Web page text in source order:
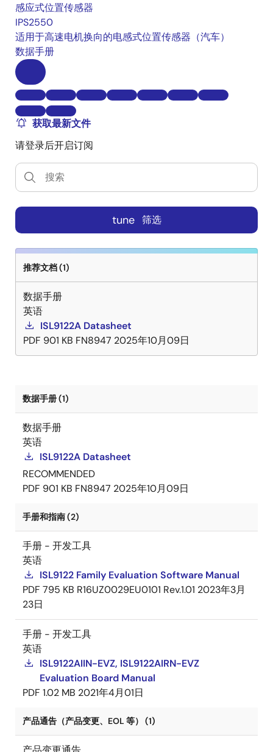
感应式位置传感器
IPS2550
适用于高速电机换向的电感式位置传感器（汽车）
数据手册
获取最新文件
请登录后开启订阅
tune 筛选
推荐文档 (1)
数据手册
英语
ISL9122A Datasheet
PDF 901 KB FN8947 2025年10月09日
数据手册 (1)
数据手册
英语
ISL9122A Datasheet
RECOMMENDED
PDF 901 KB FN8947 2025年10月09日
手册和指南 (2)
手册 - 开发工具
英语
ISL9122 Family Evaluation Software Manual
PDF 795 KB R16UZ0029EU0101 Rev.1.01 2023年3月
23日
手册 - 开发工具
英语
ISL9122AIIN-EVZ, ISL9122AIRN-EVZ
Evaluation Board Manual
PDF 1.02 MB 2021年4月01日
产品通告（产品变更、EOL 等） (1)